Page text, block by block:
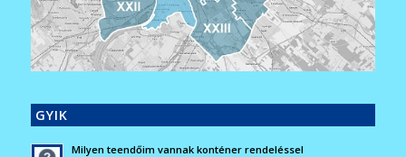
GYIK
Milyen teendőim vannak konténer rendeléssel